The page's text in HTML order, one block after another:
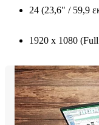
24 (23,6" / 59,9
1920 x 1080